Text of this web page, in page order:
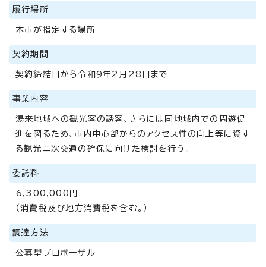
履行場所
本市が指定する場所
契約期間
契約締結日から令和9年2月28日まで
事業内容
湯来地域への観光客の誘客、さらには同地域内での周遊促
進を図るため、市内中心部からのアクセス性の向上等に資す
る観光二次交通の確保に向けた検討を行う。
委託料
6,300,000円
（消費税及び地方消費税を含む。）
調達方法
公募型プロポーザル